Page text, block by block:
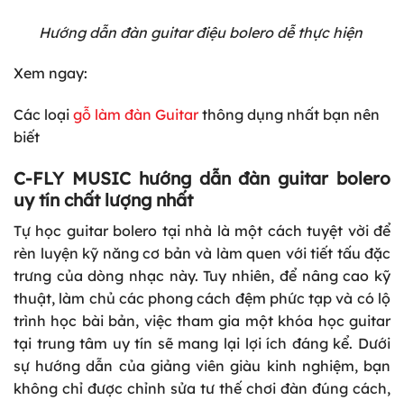
Hướng dẫn đàn guitar điệu bolero dễ thực hiện
Xem ngay:
Các loại gỗ làm đàn Guitar thông dụng nhất bạn nên
biết
C-FLY MUSIC hướng dẫn đàn guitar bolero
uy tín chất lượng nhất
Tự học guitar bolero tại nhà là một cách tuyệt vời để
rèn luyện kỹ năng cơ bản và làm quen với tiết tấu đặc
trưng của dòng nhạc này. Tuy nhiên, để nâng cao kỹ
thuật, làm chủ các phong cách đệm phức tạp và có lộ
trình học bài bản, việc tham gia một khóa học guitar
tại trung tâm uy tín sẽ mang lại lợi ích đáng kể. Dưới
sự hướng dẫn của giảng viên giàu kinh nghiệm, bạn
không chỉ được chỉnh sửa tư thế chơi đàn đúng cách,